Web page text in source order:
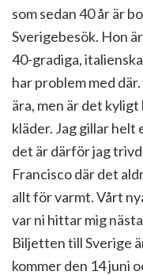
som sedan 40 år är
Sverigebesök. Hon
40-gradiga,
har problem med
ära, men är det kyligt
kläder. Jag gillar
det är därför jag
Francisco där det
allt för varmt. Vårt
var ni hittar mig
Biljetten till Sverige
kommer den 14 juni